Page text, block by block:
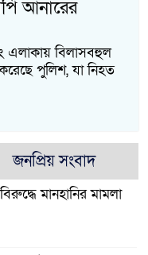
আনারের
এলাকায় বিলাসবহুল
পুলিশ, যা নিহত
জনপ্রিয় সংবাদ
মানহানির মামলা